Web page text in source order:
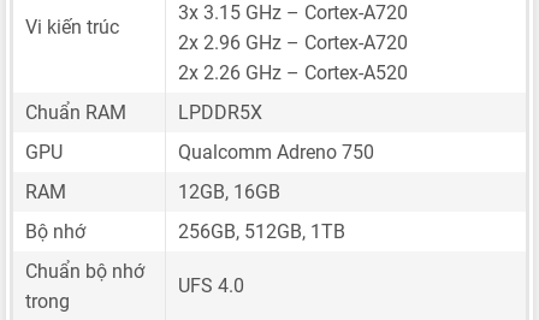
Vi kiến trúc
3x 3.15 GHz – Cortex-A720
2x 2.96 GHz – Cortex-A720
2x 2.26 GHz – Cortex-A520
Chuẩn RAM
LPDDR5X
GPU
Qualcomm Adreno 750
RAM
12GB, 16GB
Bộ nhớ
256GB, 512GB, 1TB
Chuẩn bộ nhớ
trong
UFS 4.0